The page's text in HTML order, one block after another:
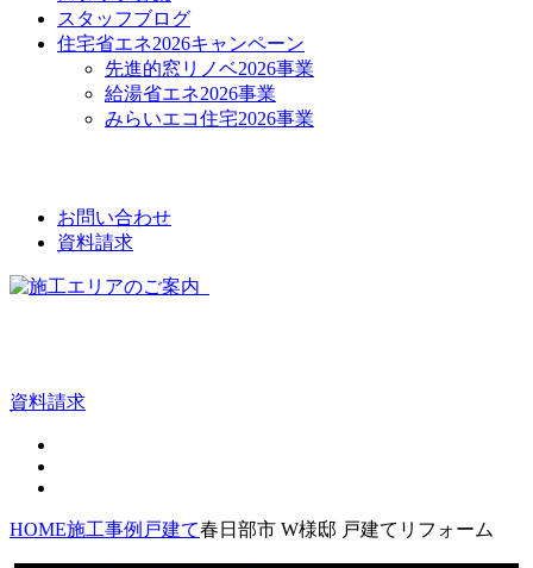
スタッフブログ
住宅省エネ2026キャンペーン
先進的窓リノベ2026事業
給湯省エネ2026事業
みらいエコ住宅2026事業
お問い合わせ
資料請求
資料請求
HOME施工事例 戸建て春日部市 W様邸 戸建てリフォーム